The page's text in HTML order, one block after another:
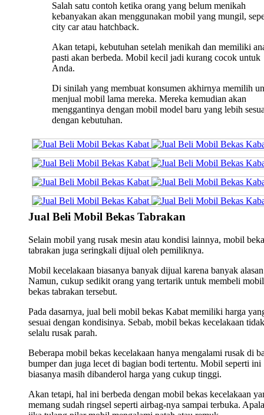
Salah satu contoh ketika orang yang belum menikah
kebanyakan akan menggunakan mobil yang mungil,
city car atau hatchback.
Akan tetapi, kebutuhan setelah menikah dan memiliki
pasti akan berbeda. Mobil kecil jadi kurang cocok untuk
Anda.
Di sinilah yang membuat konsumen akhirnya memilih
menjual mobil lama mereka. Mereka kemudian akan
menggantinya dengan mobil model baru yang lebih
dengan kebutuhan.
Jual Beli Mobil Bekas Tabrakan
Selain mobil yang rusak mesin atau kondisi lainnya, mobil
tabrakan juga seringkali dijual oleh pemiliknya.
Mobil kecelakaan biasanya banyak dijual karena banyak
Namun, cukup sedikit orang yang tertarik untuk membeli mobil
bekas tabrakan tersebut.
Pada dasarnya, jual beli mobil bekas Kabat memiliki harga
sesuai dengan kondisinya. Sebab, mobil bekas kecelakaan tidak
selalu rusak parah.
Beberapa mobil bekas kecelakaan hanya mengalami rusak di
bumper dan juga lecet di bagian bodi tertentu. Mobil seperti ini
biasanya masih dibanderol harga yang cukup tinggi.
Akan tetapi, hal ini berbeda dengan mobil bekas kecelakaan
memang sudah ringsel seperti airbag-nya sampai terbuka.